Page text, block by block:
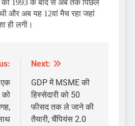
1993 के बाद से अब तक पिछले
थी और अब यह 12वां मैच रहा जहां
ही लगी।
को
Next:
GDP में MSME की
हिस्सेदारी को 50
फीसद तक ले जाने की
तैयारी, चैंपियंस 2.0